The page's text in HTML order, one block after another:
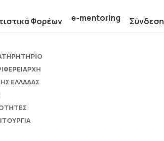
Φορέων e-mentoring Σύνδεση
ΕΛΛΑΔΑΣ